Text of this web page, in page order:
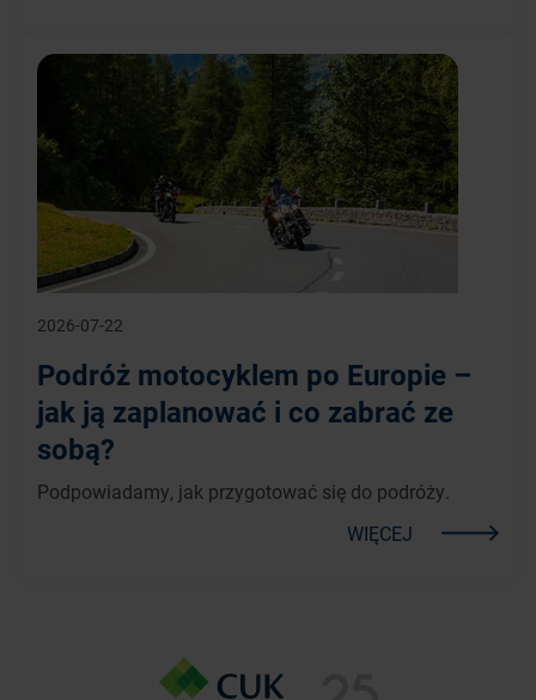
2026-07-22
Podróż motocyklem po Europie –
jak ją zaplanować i co zabrać ze
sobą?
Podpowiadamy, jak przygotować się do podróży.
WIĘCEJ